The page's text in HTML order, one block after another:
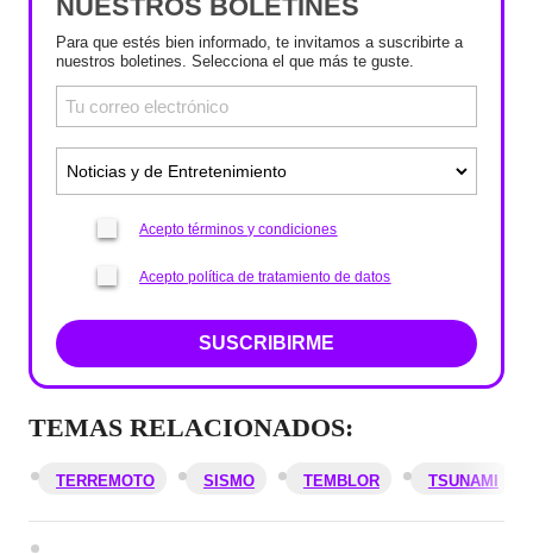
NUESTROS BOLETINES
Para que estés bien informado, te invitamos a suscribirte a
nuestros boletines. Selecciona el que más te guste.
Acepto términos y condiciones
Acepto política de tratamiento de datos
SUSCRIBIRME
TEMAS RELACIONADOS:
TERREMOTO SISMO TEMBLOR TSUNAMI